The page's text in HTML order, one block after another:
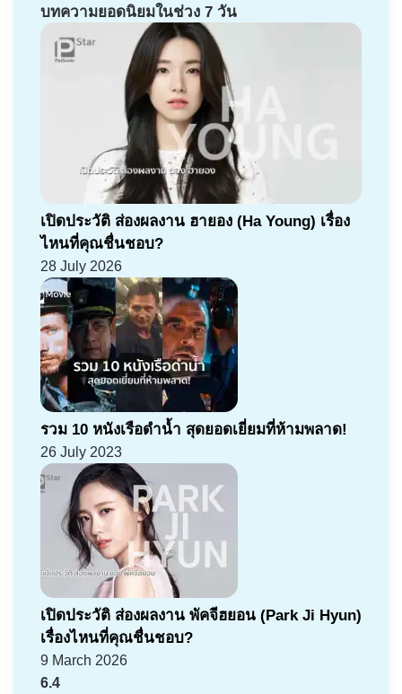
บทความยอดนิยมในช่วง 7 วัน
เปิดประวัติ ส่องผลงาน ฮายอง (Ha Young) เรื่อง
ไหนที่คุณชื่นชอบ?
28 July 2026
รวม 10 หนังเรือดำน้ำ สุดยอดเยี่ยมที่ห้ามพลาด!
26 July 2023
เปิดประวัติ ส่องผลงาน พัคจีฮยอน (Park Ji Hyun)
เรื่องไหนที่คุณชื่นชอบ?
9 March 2026
6.4